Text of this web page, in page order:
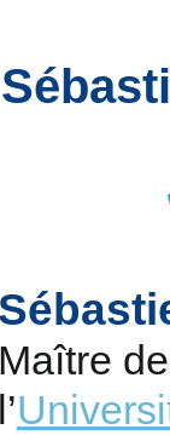
Maître
l’